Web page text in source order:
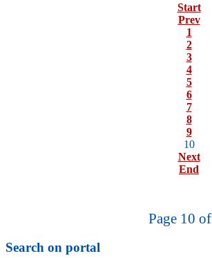
Start
Prev
1
2
3
4
5
6
7
8
9
10
Next
End
Page 10
Search on portal